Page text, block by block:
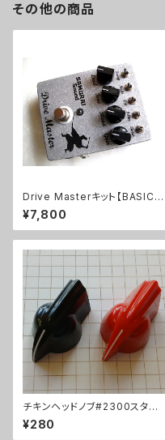
その他の商品
Drive Masterキット【BASIC K
IT】
¥7,800
チキンヘッドノブ#2300スタイ
ル
¥280